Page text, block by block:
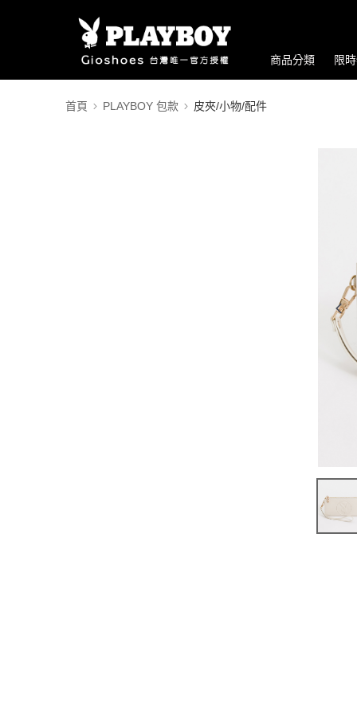
商品分類 限
首頁 PLAYBOY 包款 皮夾/小物/配件